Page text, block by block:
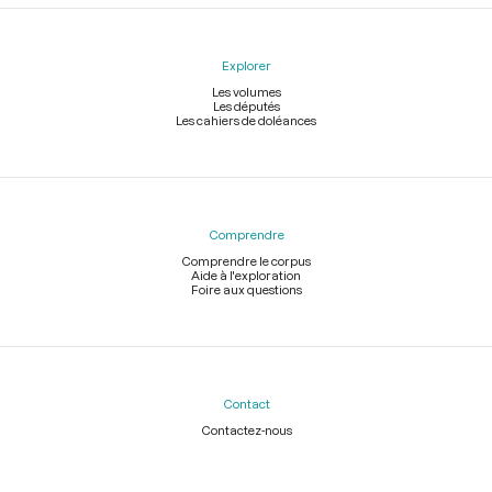
Explorer
Les volumes
Les députés
Les cahiers de doléances
Comprendre
Comprendre le corpus
Aide à l'exploration
Foire aux questions
Contact
Contactez-nous